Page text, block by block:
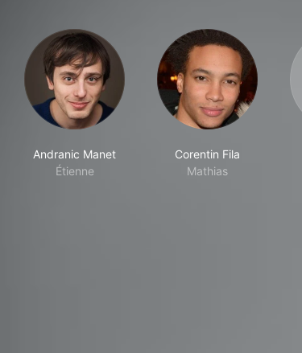
Andranic Manet
Étienne
Corentin Fila
Mathias